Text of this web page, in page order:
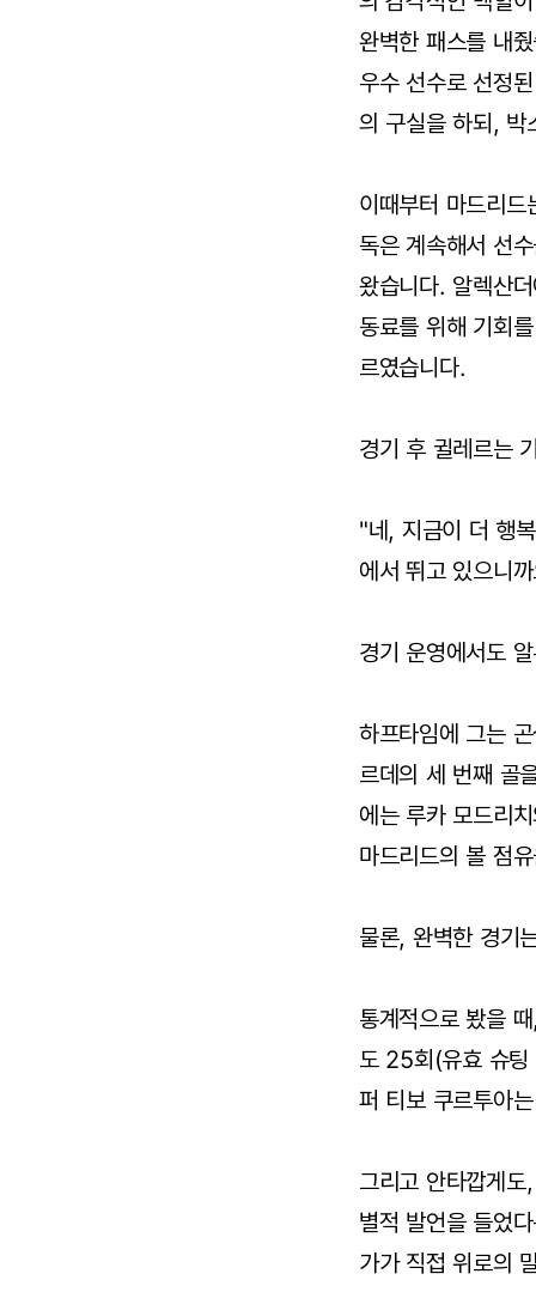
완벽한 패스를 내
우수 선수로 선정
의 구실을 하되, 박
이때부터 마드리
독은 계속해서 선
왔습니다. 알렉산
동료를 위해 기회
르였습니다.
경기 후 귈레르는
"네, 지금이 더 행
에서 뛰고 있으니
경기 운영에서도
하프타임에 그는
르데의 세 번째 골
에는 루카 모드리
마드리드의 볼 점
물론, 완벽한 경기
통계적으로 봤을
도 25회(유효 슈팅
퍼 티보 쿠르투아
그리고 안타깝게
별적 발언을 들었
가가 직접 위로의